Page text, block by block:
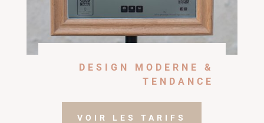
DESIGN MODERNE &
TENDANCE
VOIR LES TARIFS